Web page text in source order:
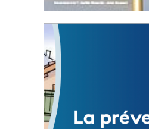
Statut de l’élu local
3 avril 2024
Mise à jour avril 2024
FEUILLETER